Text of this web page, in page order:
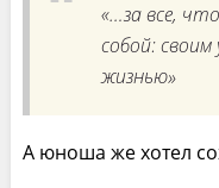
«…за все,
собой:
жизнью»
А юноша же хотел